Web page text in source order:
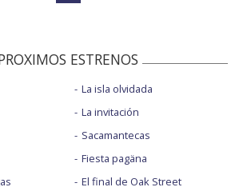
ESTRENOS
La isla olvidada
La invitación
Sacamantecas
Fiesta pagäna
El final de Oak Street